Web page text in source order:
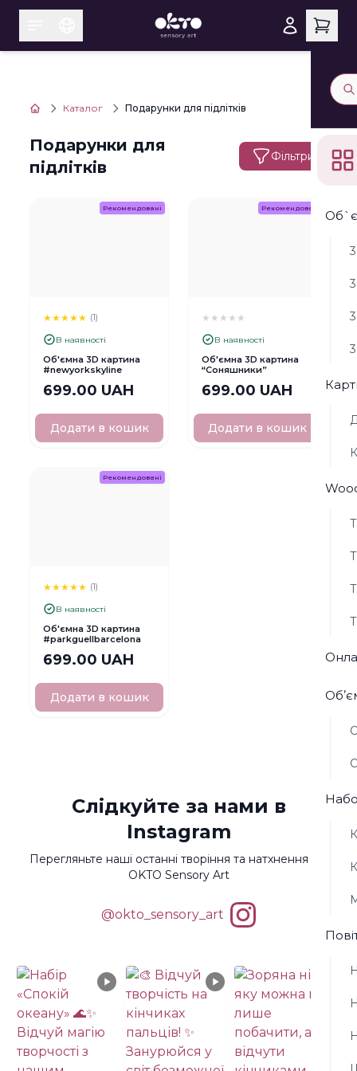
Каталог Подарунки для підлітків
Подарунки для
підлітків
Фільтри
Рекомендовані
★★★★★ (1)
В наявності
Об'ємна 3D картина
#newyorkskyline
699.00 UAH
Додати в кошик
Рекомендовані
★ ★ ★ ★ ★
В наявності
Об'ємна 3D картина
“Соняшники”
699.00 UAH
Додати в кошик
Рекомендовані
★★★★★ (1)
В наявності
Об'ємна 3D картина
#parkguellbarcelona
699.00 UAH
Додати в кошик
Слідкуйте за нами в
Instagram
Перегляньте наші останні творіння та натхнення від
OKTO Sensory Art
@okto_sensory_art